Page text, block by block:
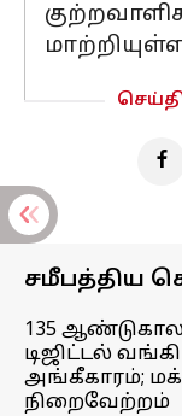
சமீபத்திய
135 ஆண்டுகால
டிஜிட்டல்
அங்கீகாரம்;
நிறைவேற்றம்